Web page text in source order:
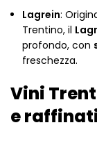
Lagrein:
Trentino, il
profondo, con
freschezza.
Vini
e